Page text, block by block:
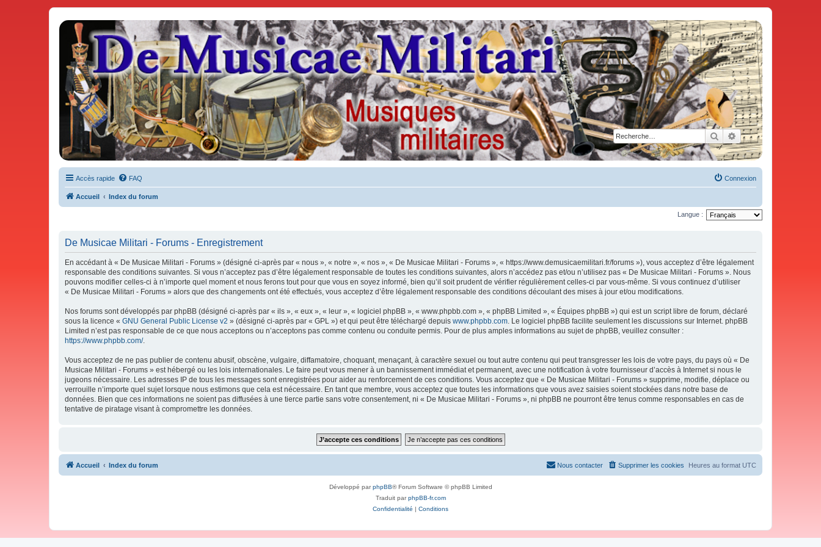
Rechercher
Recherche avancée
De Musicae Militari - Forums
Forums de discussions
Accès rapide FAQ Connexion
Accueil Index du forum
Langue :
De Musicae Militari - Forums - Enregistrement
En accédant à « De Musicae Militari - Forums » (désigné ci-après par « nous », « notre », « nos », « De Musicae Militari - Forums », « https://www.demusicaemilitari.fr/forums »), vous acceptez d’être légalement
responsable des conditions suivantes. Si vous n’acceptez pas d’être légalement responsable de toutes les conditions suivantes, alors n’accédez pas et/ou n’utilisez pas « De Musicae Militari - Forums ». Nous
pouvons modifier celles-ci à n’importe quel moment et nous ferons tout pour que vous en soyez informé, bien qu’il soit prudent de vérifier régulièrement celles-ci par vous-même. Si vous continuez d’utiliser
« De Musicae Militari - Forums » alors que des changements ont été effectués, vous acceptez d’être légalement responsable des conditions découlant des mises à jour et/ou modifications.
Nos forums sont développés par phpBB (désigné ci-après par « ils », « eux », « leur », « logiciel phpBB », « www.phpbb.com », « phpBB Limited », « Équipes phpBB ») qui est un script libre de forum, déclaré
sous la licence « GNU General Public License v2 » (désigné ci-après par « GPL ») et qui peut être téléchargé depuis www.phpbb.com . Le logiciel phpBB facilite seulement les discussions sur Internet. phpBB
Limited n’est pas responsable de ce que nous acceptons ou n’acceptons pas comme contenu ou conduite permis. Pour de plus amples informations au sujet de phpBB, veuillez consulter :
https://www.phpbb.com/.
Vous acceptez de ne pas publier de contenu abusif, obscène, vulgaire, diffamatoire, choquant, menaçant, à caractère sexuel ou tout autre contenu qui peut transgresser les lois de votre pays, du pays où « De
Musicae Militari - Forums » est hébergé ou les lois internationales. Le faire peut vous mener à un bannissement immédiat et permanent, avec une notification à votre fournisseur d’accès à Internet si nous le
jugeons nécessaire. Les adresses IP de tous les messages sont enregistrées pour aider au renforcement de ces conditions. Vous acceptez que « De Musicae Militari - Forums » supprime, modifie, déplace ou
verrouille n’importe quel sujet lorsque nous estimons que cela est nécessaire. En tant que membre, vous acceptez que toutes les informations que vous avez saisies soient stockées dans notre base de
données. Bien que ces informations ne soient pas diffusées à une tierce partie sans votre consentement, ni « De Musicae Militari - Forums », ni phpBB ne pourront être tenus comme responsables en cas de
tentative de piratage visant à compromettre les données.
Accueil Index du forum Heures au format UTC
Supprimer les cookies
Nous contacter
Développé parphpBB® Forum Software © phpBB Limited
Traduit parphpBB-fr.com
Confidentialité | Conditions